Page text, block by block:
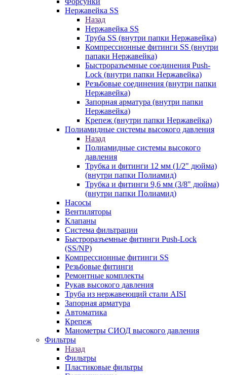
Нержавейка SS
Назад
Нержавейка SS
Труба SS (внутри папки Нержавейка)
Компрессионные фитинги SS (внутри
папаки Нержавейка)
Быстроразъемные соединения Push-
Lock (внутри папки Нержавейка)
Резьбовые соединения (внутри папки
Нержавейка)
Запорная арматура (внутри папки
Нержавейка)
Крепеж (внутри папки Нержавейка)
Полиамидные системы высокого давления
Назад
Полиамидные системы высокого
давления
Трубка и фитинги 12 мм (1/2" дюйма)
(внутри папки Полиамид)
Трубка и фитинги 9,6 мм (3/8" дюйма)
(внутри папки Полиамид)
Насосы
Вентиляторы
Клапаны
Система фильтрации
Быстроразъемные фитинги Push-Lock
(SS/NP)
Компрессионные фитинги SS
Резьбовые фитинги
Ремонтные комплекты
Рукав высокого давления
Труба из нержавеющий стали AISI
Запорная арматура
Автоматика
Крепеж
Манометры СИОД высокого давления
Фильтры
Назад
Фильтры
Пластиковые фильтры